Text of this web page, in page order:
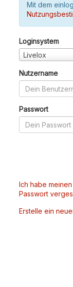
Mit dem
Loginsystem
Livelox
Nutzername
Passwort
Ich habe
Passwort
Erstelle ein